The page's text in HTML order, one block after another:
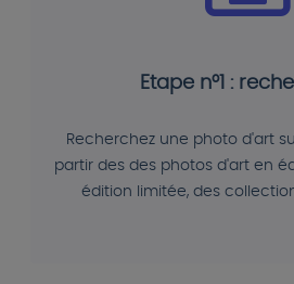
Etape n°1 :
Recherchez une photo d'art
partir des des photos d'art en
édition limitée, des